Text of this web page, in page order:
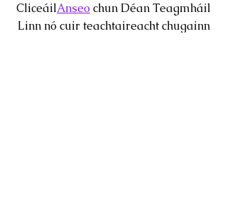
CliceáilAnseo chun Déan Teagmháil
Linn nó cuir teachtaireacht chugainn